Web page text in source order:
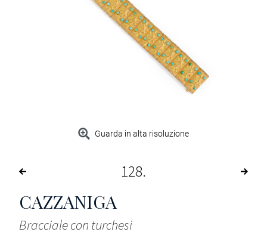
Guarda in alta risoluzione
128
CAZZANIGA
Bracciale con turchesi